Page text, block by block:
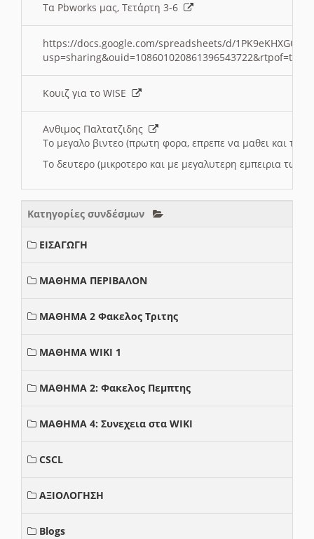
Τα Pbworks μας, Τετάρτη 3-6
https://docs.google.com/spreadsheets/d/
Κουιζ για το WISE
Ανθιμος Παλτατζιδης
Το μεγαλο βιντεο (πρωτη φορα, επρεπε να μαθει και το
Το δευτερο (μικροτερο και με μεγαλυτερη εμπειρια
Κατηγορίες συνδέσμων
ΕΙΣΑΓΩΓΗ
ΜΑΘΗΜΑ ΠΕΡΙΒΑΛΟΝ
ΜΑΘΗΜΑ 2 Φακελος Τριτης
ΜΑΘΗΜΑ WIKI 1
ΜΑΘΗΜΑ 2: Φακελος Πεμπτης
ΜΑΘΗΜΑ 4: Συνεχεια στα WIKI
CSCL
ΑΞΙΟΛΟΓΗΣΗ
Blogs